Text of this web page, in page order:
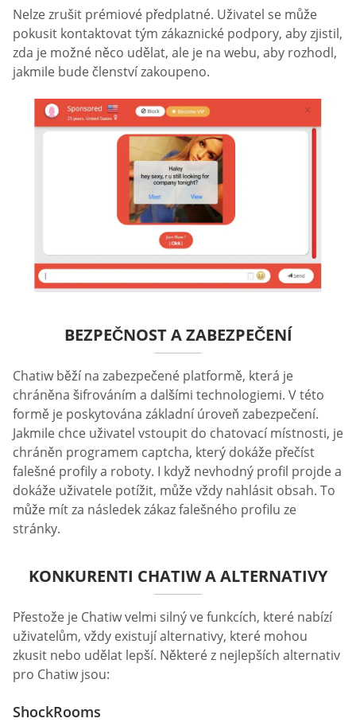
Nelze zrušit prémiové předplatné. Uživatel se může
pokusit kontaktovat tým zákaznické podpory, aby zjistil,
zda je možné něco udělat, ale je na webu, aby rozhodl,
jakmile bude členství zakoupeno.
BEZPEČNOST A ZABEZPEČENÍ
Chatiw běží na zabezpečené platformě, která je
chráněna šifrováním a dalšími technologiemi. V této
formě je poskytována základní úroveň zabezpečení.
Jakmile chce uživatel vstoupit do chatovací místnosti, je
chráněn programem captcha, který dokáže přečíst
falešné profily a roboty. I když nevhodný profil projde a
dokáže uživatele potížit, může vždy nahlásit obsah. To
může mít za následek zákaz falešného profilu ze
stránky.
KONKURENTI CHATIW A ALTERNATIVY
Přestože je Chatiw velmi silný ve funkcích, které nabízí
uživatelům, vždy existují alternativy, které mohou
zkusit nebo udělat lepší. Některé z nejlepších alternativ
pro Chatiw jsou:
ShockRooms